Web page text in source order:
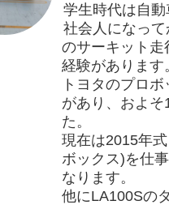
学生時代は自動
社会人になっ
のサーキット走
経験があります
トヨタのプロ
があり、およ
た。
現在は2015年
ボックス)を仕
なります。
他にLA100Sの